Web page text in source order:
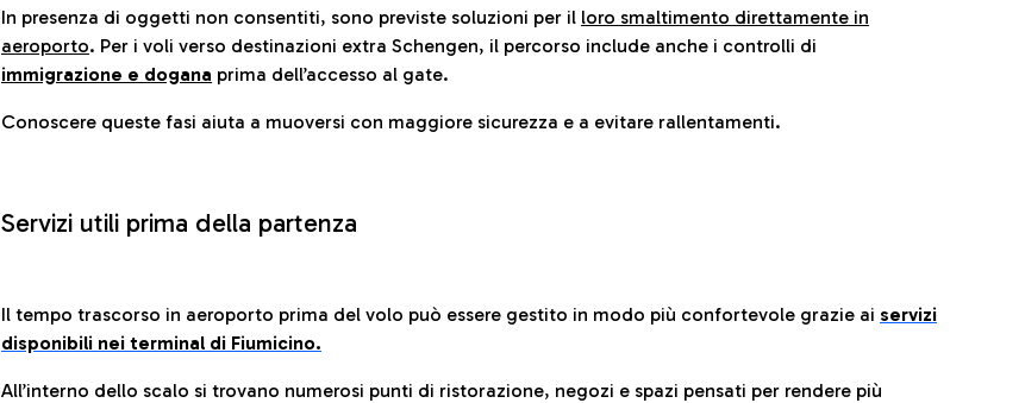
In presenza di oggetti non consentiti, sono previste soluzioni per il loro smaltimento direttamente in
aeroporto. Per i voli verso destinazioni extra Schengen, il percorso include anche i controlli di
immigrazione e dogana prima dell’accesso al gate.
Conoscere queste fasi aiuta a muoversi con maggiore sicurezza e a evitare rallentamenti.
Servizi utili prima della partenza
Il tempo trascorso in aeroporto prima del volo può essere gestito in modo più confortevole grazie ai servizi
disponibili nei terminal di Fiumicino.
All’interno dello scalo si trovano numerosi punti di ristorazione, negozi e spazi pensati per rendere più